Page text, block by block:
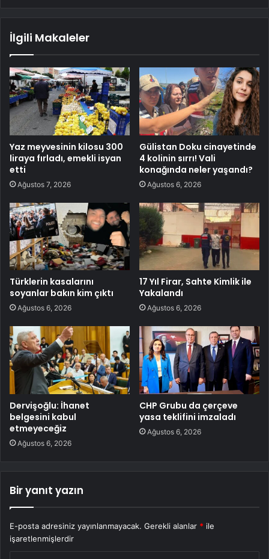
İlgili Makaleler
Yaz meyvesinin kilosu 300
liraya fırladı, emekli isyan
etti
Ağustos 7, 2026
Gülistan Doku cinayetinde
4 kolinin sırrı! Vali
konağında neler yaşandı?
Ağustos 6, 2026
Türklerin kasalarını
soyanlar bakın kim çıktı
Ağustos 6, 2026
17 Yıl Firar, Sahte Kimlik ile
Yakalandı
Ağustos 6, 2026
Dervişoğlu: İhanet
belgesini kabul
etmeyeceğiz
Ağustos 6, 2026
CHP Grubu da çerçeve
yasa teklifini imzaladı
Ağustos 6, 2026
Bir yanıt yazın
E-posta adresiniz yayınlanmayacak. Gerekli alanlar * ile
işaretlenmişlerdir